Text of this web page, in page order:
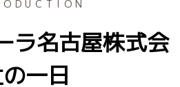
ラ名古屋株式会
一日